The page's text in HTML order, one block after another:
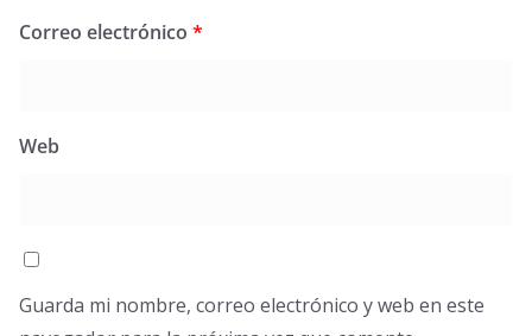
Correo electrónico *
Web
Guarda mi nombre, correo electrónico y web en este